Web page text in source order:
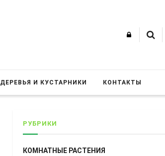
ДЕРЕВЬЯ И КУСТАРНИКИ КОНТАКТЫ
РУБРИКИ
КОМНАТНЫЕ РАСТЕНИЯ